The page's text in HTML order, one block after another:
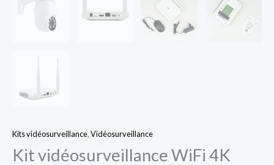
Kits vidéosurveillance,Vidéosurveillance
Kit vidéosurveillance WiFi 4K